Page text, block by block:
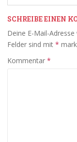
SCHREIBE EINEN
Deine E-Mail-
Felder sind mit *
Kommentar *